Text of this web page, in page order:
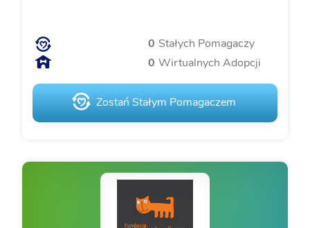
0 Stałych Pomagaczy
0 Wirtualnych Adopcji
Zostań Stałym Pomagaczem